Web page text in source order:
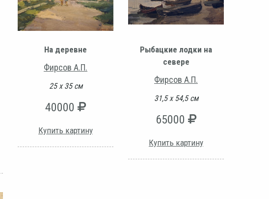
На деревне
Фирсов А.П.
25 х 35 см
40000
Купить картину
Рыбацкие лодки на
севере
Фирсов А.П.
31,5 х 54,5 см
65000
Купить картину